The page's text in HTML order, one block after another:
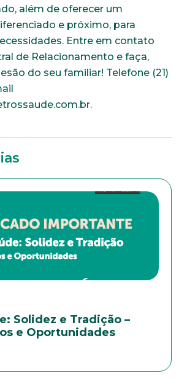
além de oferecer um
e próximo, para
Entre em contato
de Relacionamento e faça,
do seu familiar! Telefone (21)
Solidez e Tradição –
e Oportunidades
conosco
com o bem-estar dos seus
todos os dados abaixo e
seu currículo.